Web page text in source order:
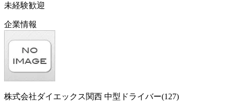
未経験歓迎
企業情報
株式会社ダイエックス関西 中型ドライバー(127)